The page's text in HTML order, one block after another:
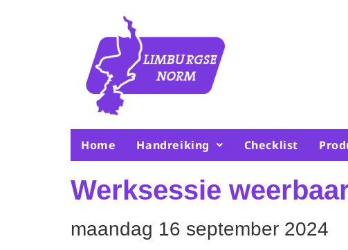
Home Handreiking Checklist
Werksessie
maandag 16 september 2024